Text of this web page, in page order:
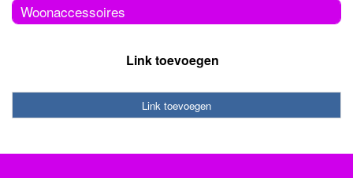
Woonaccessoires
Link toevoegen
Link toevoegen